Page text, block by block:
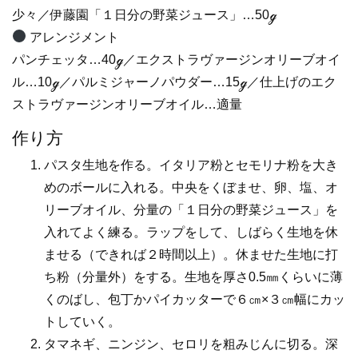
少々／伊藤園「１日分の野菜ジュース」…50ℊ
アレンジメント
パンチェッタ…40ℊ／エクストラヴァージンオリーブオイ
ル…10ℊ／パルミジャーノパウダー…15ℊ／仕上げのエク
ストラヴァージンオリーブオイル…適量
作り方
パスタ生地を作る。イタリア粉とセモリナ粉を大き
めのボールに入れる。中央をくぼませ、卵、塩、オ
リーブオイル、分量の「１日分の野菜ジュース」を
入れてよく練る。ラップをして、しばらく生地を休
ませる（できれば２時間以上）。休ませた生地に打
ち粉（分量外）をする。生地を厚さ0.5㎜くらいに薄
くのばし、包丁かパイカッターで６㎝×３㎝幅にカッ
トしていく。
タマネギ、ニンジン、セロリを粗みじんに切る。深